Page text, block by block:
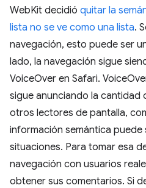
WebKit decidió quitar la
lista no se ve como una lista.
navegación, esto puede ser
lado, la navegación sigue
VoiceOver en Safari.
sigue anunciando la cantidad
otros lectores de pantalla,
información semántica puede
situaciones. Para tomar esa
navegación con usuarios
obtener sus comentarios. Si